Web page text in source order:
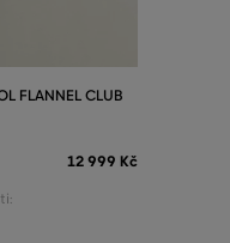
FLANNEL CLUB
12 999 Kč